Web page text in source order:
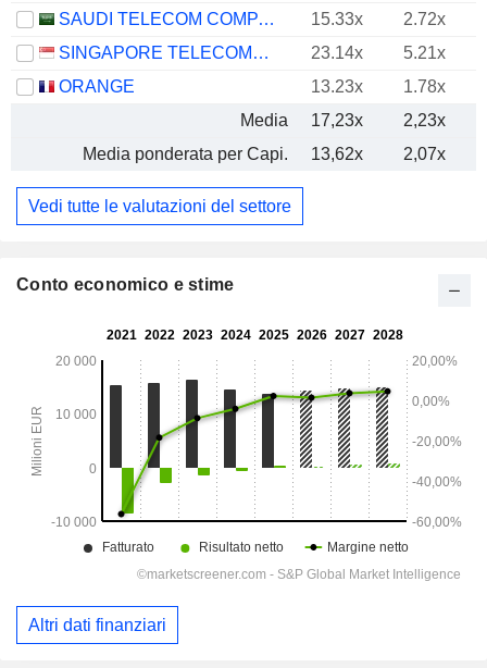
SAUDI TELECOM COMPANY
15.33x
2.72x
SINGAPORE TELECOMMUNICATIONS LIMITED
23.14x
5.21x
ORANGE
13.23x
1.78x
Media
17,23x
2,23x
Media ponderata per Capi.
13,62x 2,07x
Vedi tutte le valutazioni del settore
Conto economico e stime
Altri dati finanziari